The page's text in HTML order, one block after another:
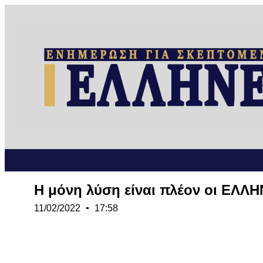
Η μόνη λύση είναι πλέον οι
11/02/2022 17:58